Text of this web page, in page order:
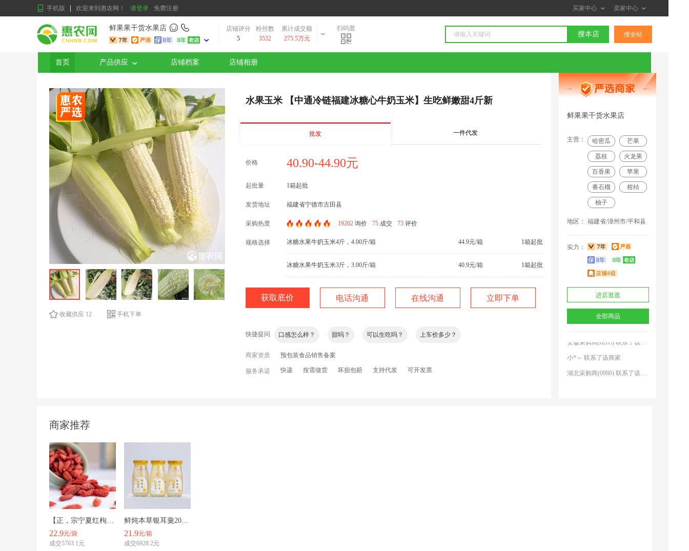
手机版 欢迎来到惠农网！ 请登录 免费注册 买家中心 卖家中心
鲜果果干货水果店
店铺评分
5
粉丝数
3532
累计成交额
275.5万元
扫码逛
搜本店 搜全站
首页 产品供应 店铺档案 店铺相册
收藏供应 12 手机下单
水果玉米 【中通冷链福建冰糖心牛奶玉米】生吃鲜嫩甜4斤新
批发 一件代发
价格 40.90-44.90元
起批量 1箱起批
发货地址 福建省宁德市古田县
采购热度 19202 询价 75成交 73评价
规格选择 冰糖水果牛奶玉米4斤，4.00斤/箱 44.9元/箱 1箱起批
冰糖水果牛奶玉米3斤，3.00斤/箱 40.9元/箱 1箱起批
获取底价 电话沟通 在线沟通 立即下单
快捷提问
单个多重？ 什么颜色的？ 肉饱满不？ 虫眼多不多？
什么时候发货？ 可以长期供货吗？ 询问加微信
商家资质 预包装食品销售备案
服务承诺 快递 按需做货 坏损包赔 支持代发 可开发票
鲜果果干货水果店
主营： 哈密瓜 芒果
荔枝 火龙果
百香果 苹果
番石榴 柑桔
柚子
地区： 福建省/漳州市/平和县
实力：
进店逛逛
全部商品
天津采购商(4678) 联系了该商家
山东采购商(1829) 联系了该商家
商家推荐
【正，宗宁夏红枸杞新货】天然日晒红枸杞更健康，无硫磺
22.9元/袋
成交5763.1元
鲜炖本草银耳羹200g/瓶 三种口味任选 低，热量
21.9元/箱
成交6928.2元